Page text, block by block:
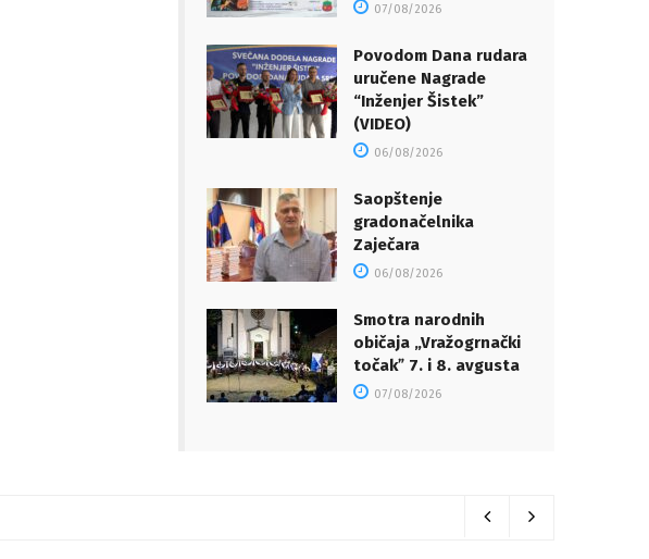
07/08/2026
Povodom Dana rudara
uručene Nagrade
“Inženjer Šistek”
(VIDEO)
06/08/2026
Saopštenje
gradonačelnika
Zaječara
06/08/2026
Smotra narodnih
običaja „Vražogrnački
točakˮ 7. i 8. avgusta
07/08/2026